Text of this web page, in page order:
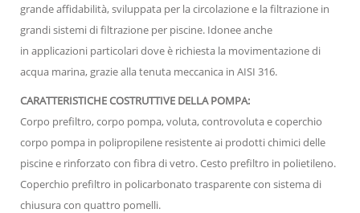
grande affidabilità, sviluppata per la circolazione e la filtrazione in
grandi sistemi di filtrazione per piscine. Idonee anche
in applicazioni particolari dove è richiesta la movimentazione di
acqua marina, grazie alla tenuta meccanica in AISI 316.
CARATTERISTICHE COSTRUTTIVE DELLA POMPA:
Corpo prefiltro, corpo pompa, voluta, controvoluta e coperchio
corpo pompa in polipropilene resistente ai prodotti chimici delle
piscine e rinforzato con fibra di vetro. Cesto prefiltro in polietileno.
Coperchio prefiltro in policarbonato trasparente con sistema di
chiusura con quattro pomelli.